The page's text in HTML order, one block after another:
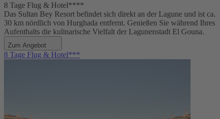
8 Tage Flug & Hotel****
Das Sultan Bey Resort befindet sich direkt an der Lagune und ist ca.
30 km nördlich von Hurghada entfernt. Genießen Sie während Ihres
Aufenthalts die kulinarische Vielfalt der Lagunenstadt El Gouna.
Zum Angebot
8 Tage Flug & Hotel***